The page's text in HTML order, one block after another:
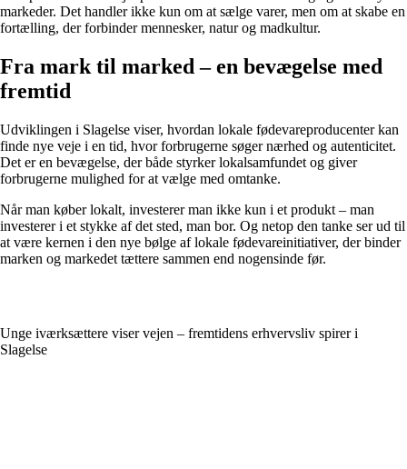
markeder. Det handler ikke kun om at sælge varer, men om at skabe en
fortælling, der forbinder mennesker, natur og madkultur.
Fra mark til marked – en bevægelse med
fremtid
Udviklingen i Slagelse viser, hvordan lokale fødevareproducenter kan
finde nye veje i en tid, hvor forbrugerne søger nærhed og autenticitet.
Det er en bevægelse, der både styrker lokalsamfundet og giver
forbrugerne mulighed for at vælge med omtanke.
Når man køber lokalt, investerer man ikke kun i et produkt – man
investerer i et stykke af det sted, man bor. Og netop den tanke ser ud til
at være kernen i den nye bølge af lokale fødevareinitiativer, der binder
marken og markedet tættere sammen end nogensinde før.
Unge iværksættere viser vejen – fremtidens erhvervsliv spirer i
Slagelse